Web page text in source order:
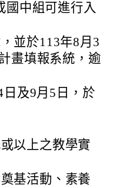
國中組可進行入
並於113年8月3
畫填報系統，逾
及9月5日，於
以上之教學實
基活動、素養